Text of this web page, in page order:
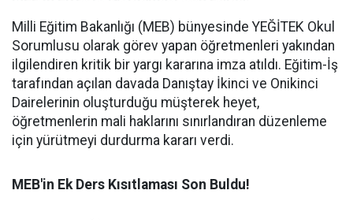
Milli Eğitim Bakanlığı (MEB) bünyesinde YEĞİTEK Okul
Sorumlusu olarak görev yapan öğretmenleri yakından
ilgilendiren kritik bir yargı kararına imza atıldı. Eğitim-İş
tarafından açılan davada Danıştay İkinci ve Onikinci
Dairelerinin oluşturduğu müşterek heyet,
öğretmenlerin mali haklarını sınırlandıran düzenleme
için yürütmeyi durdurma kararı verdi.
MEB'in Ek Ders Kısıtlaması Son Buldu!